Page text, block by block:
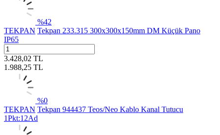
%42
TEKPAN Tekpan 233.315 300x300x150mm DM Küçük Pano
IP65
3.428,02 TL
1.988,25 TL
%0
TEKPAN Tekpan 944437 Teos/Neo Kablo Kanal Tutucu
1Pkt:12Ad